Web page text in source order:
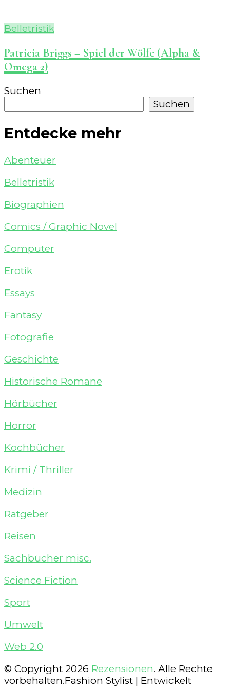
Belletristik
Patricia Briggs – Spiel der Wölfe (Alpha &
Omega 2)
Suchen
Suchen
Entdecke mehr
Abenteuer
Belletristik
Biographien
Comics / Graphic Novel
Computer
Erotik
Essays
Fantasy
Fotografie
Geschichte
Historische Romane
Hörbücher
Horror
Kochbücher
Krimi / Thriller
Medizin
Ratgeber
Reisen
Sachbücher misc.
Science Fiction
Sport
Umwelt
Web 2.0
© Copyright 2026 Rezensionen. Alle Rechte
vorbehalten.Fashion Stylist | Entwickelt